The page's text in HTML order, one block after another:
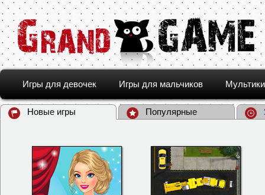
Игры для девочек Игры для мальчиков Мультики
Новые игры Популярные